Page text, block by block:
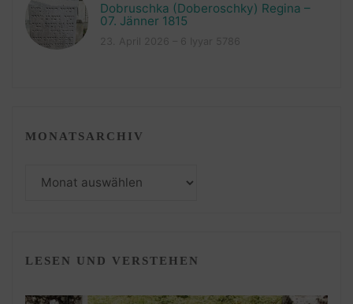
Dobruschka (Doberoschky) Regina –
07. Jänner 1815
MONATSARCHIV
Monatsarchiv
LESEN UND VERSTEHEN